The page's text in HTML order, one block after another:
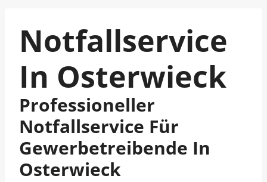
Notfallservice
In Osterwieck
Professioneller
Notfallservice Für
Gewerbetreibende In
Osterwieck